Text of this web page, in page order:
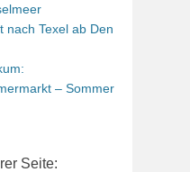
nach Texel ab Den
– Sommer
Seite: